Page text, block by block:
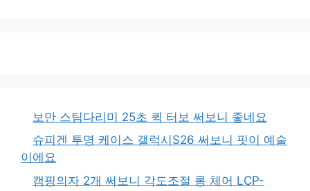
보만 스팀다리미 25초 퀵 터보 써보니 좋네요
슈피겐 투명 케이스 갤럭시S26 써보니 핏이 예술
이에요
캠핑의자 2개 써보니 각도조절 롱 체어 LCP-